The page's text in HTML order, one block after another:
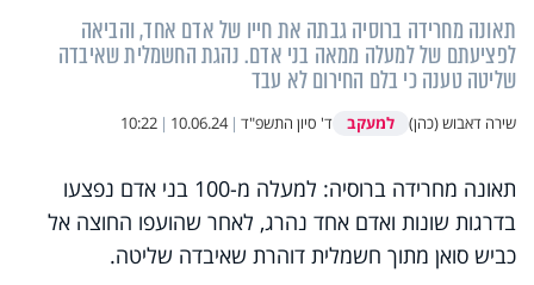
תאונה מחרידה ברוסיה גבתה את חייו של אדם אחד, והביאה
לפציעתם של למעלה ממאה בני אדם. נהגת החשמלית שאיבדה
שליטה טענה כי בלם החירום לא עבד
שירה דאבוש (כהן) למעקב ד' סיון התשפ"ד |
10.06.24
|
10:22
תאונה מחרידה ברוסיה: למעלה מ-100 בני אדם נפצעו
בדרגות שונות ואדם אחד נהרג, לאחר שהועפו החוצה אל
כביש סואן מתוך חשמלית דוהרת שאיבדה שליטה.